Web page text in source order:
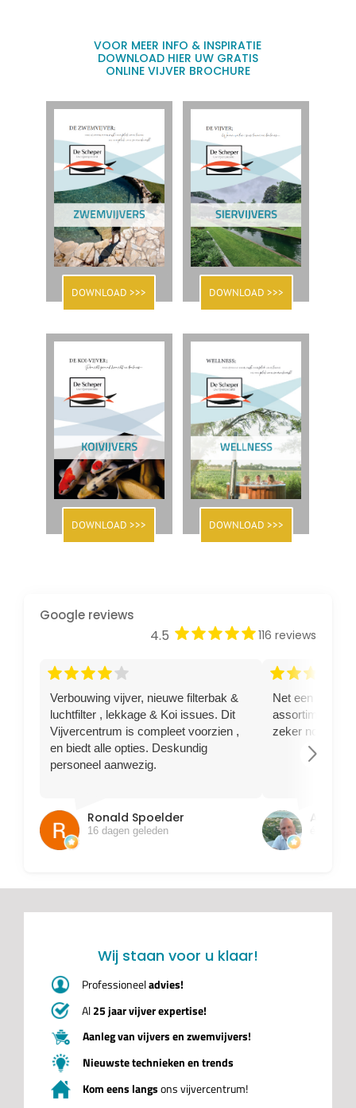
VOOR MEER INFO & INSPIRATIE
DOWNLOAD HIER UW GRATIS
ONLINE VIJVER BROCHURE
DOWNLOAD >>> DOWNLOAD >>>
DOWNLOAD >>> DOWNLOAD >>>
Google reviews
4.5 starstarstarstarstar116 reviews
arrow_forward_ios
starstarstarstarstar
Verbouwing vijver, nieuwe filterbak &
luchtfilter , lekkage & Koi issues. Dit
Vijvercentrum is compleet voorzien ,
en biedt alle opties. Deskundig
personeel aanwezig.
Ronald Spoelder
16 dagen geleden
starstarstar
Net een steur
assortiment
zeker nog
Ajem
Wij staan voor u klaar!
Professioneeladvies!
Al25 jaar vijver expertise!
Aanleg van vijvers en zwemvijvers!
Nieuwste technieken en trends
Kom eens langsons vijvercentrum!